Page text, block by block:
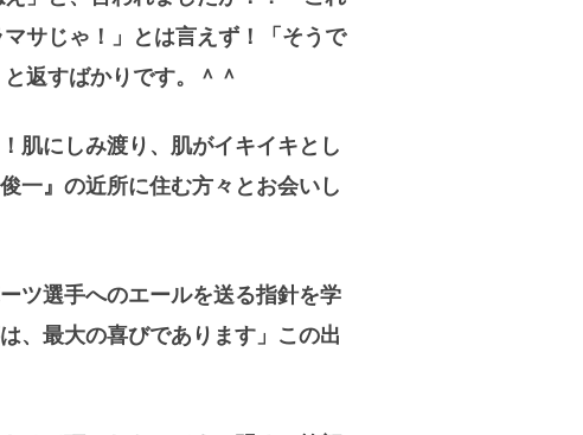
マサじゃ！」とは言えず！「そうで
返すばかりです。＾＾
肌にしみ渡り、肌がイキイキとし
一』の近所に住む方々とお会いし
ツ選手へのエールを送る指針を学
、最大の喜びであります」この出